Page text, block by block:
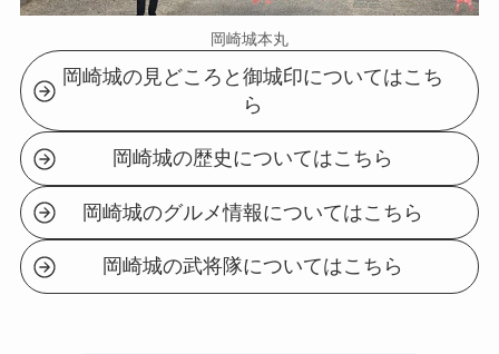
岡崎城本丸
岡崎城の見どころと御城印についてはこち
ら
岡崎城の歴史についてはこちら
岡崎城のグルメ情報についてはこちら
岡崎城の武将隊についてはこちら